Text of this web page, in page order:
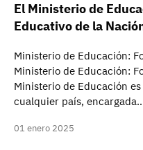
El Ministerio de
Educativo de la
Ministerio de Educación:
Ministerio de Educación:
Ministerio de Educación
cualquier país,
01 enero 2025